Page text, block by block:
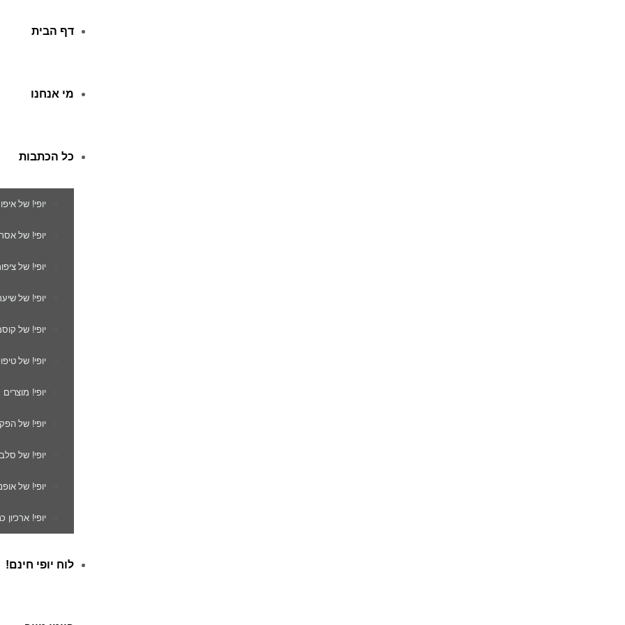
דף הבית
מי אנחנו
כל הכתבות
יופי! של
יופי! של
יופי! של
יופי! של
יופי! של
יופי! של
יופי!
יופי! של
יופי! של
יופי! של
יופי! ארכיון
לוח יופי חינם!